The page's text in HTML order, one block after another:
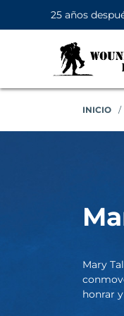
25 años
INICIO /
Mary
honrar